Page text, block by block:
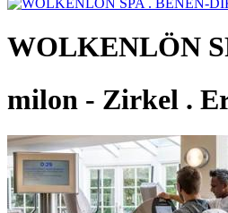
WOLKENLÖN
milon - Zirkel .